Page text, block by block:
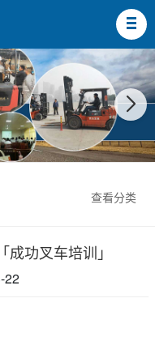
查看分类
功叉车培训」
22